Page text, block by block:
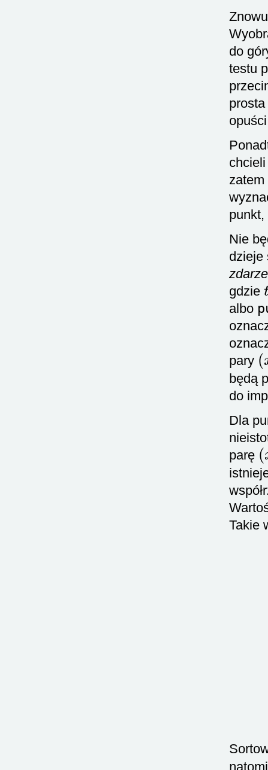
do
testu
Nie
dzieje
gdzie
t
albo
pary
(
będą
do
Dla
parę
(
Takie